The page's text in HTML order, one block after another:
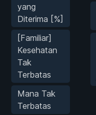
yang
Diterima [%]
[Familiar]
Kesehatan
Tak
Terbatas
Mana Tak
Terbatas